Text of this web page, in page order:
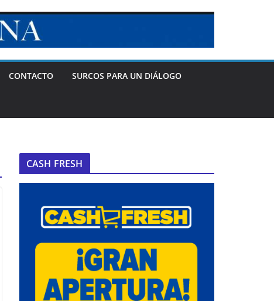
CONTACTO SURCOS PARA UN DIÁLOGO
CASH FRESH